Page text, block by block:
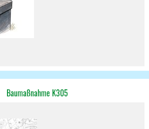
Baumaßnahme K305